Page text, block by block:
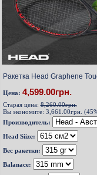
Ракетка Head Graphene
Цена: 4,599.00грн.
Старая цена:8,260.00грн.
Вы экономите: 3,661.00грн.
Производитель:
Head Siize:
Вес ракетки:
Balanace: